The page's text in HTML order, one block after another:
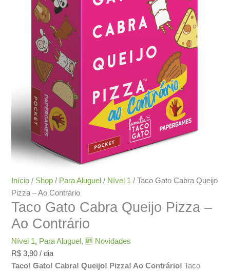
Início / Shop / Para Aluguel / Nível 1 / Taco Gato Cabra Queijo
Pizza – Ao Contrário
Taco Gato Cabra Queijo Pizza –
Ao Contrário
Nível 1 , Para Aluguel , 🆕 Novidades
R$ 3,90 / dia
Taco! Gato! Cabra! Queijo! Pizza! Ao Contrário! Taco